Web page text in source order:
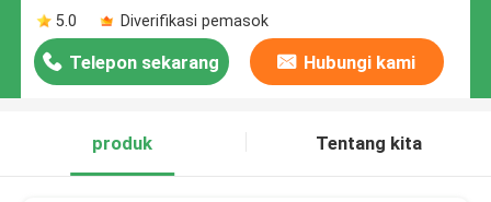
5.0
Diverifikasi pemasok
Telepon sekarang Hubungi kami
produk Tentang kita